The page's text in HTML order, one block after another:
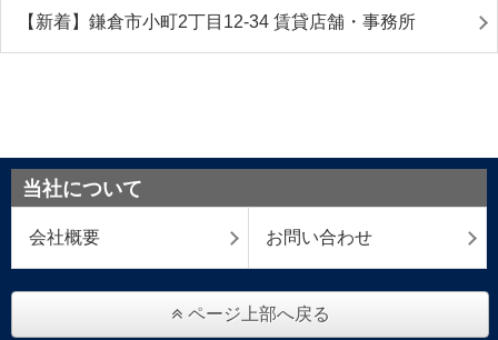
【新着】鎌倉市小町2丁目12-34 賃貸店舗・事務所
当社について
会社概要 お問い合わせ
ページ上部へ戻る